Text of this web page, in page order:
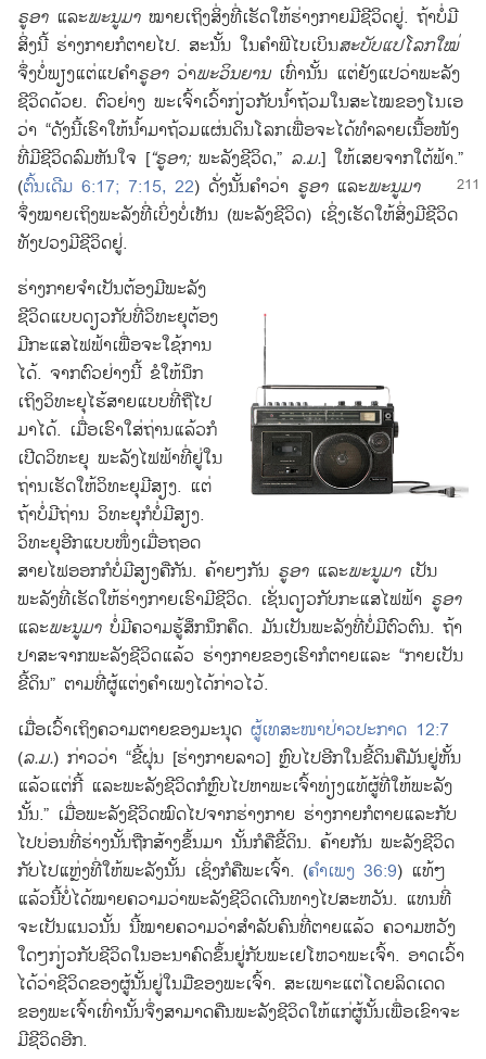
ຣູອາ ແລະພະນູມາ ໝາຍເຖິງສິ່ງທີ່ເຮັດໃຫ້ຮ່າງກາຍມີຊີວິດຢູ່. ຖ້າບໍ່ມີ
ສິ່ງນີ້ ຮ່າງກາຍກໍຕາຍໄປ. ສະນັ້ນ ໃນຄຳພີໄບເບິນສະບັບແປໂລກໃໝ່
ຈຶ່ງບໍ່ພຽງແຕ່ແປຄຳຣູອາ ວ່າພະວິນຍານ ເທົ່ານັ້ນ ແຕ່ຍັງແປວ່າພະລັງ
ຊີວິດດ້ວຍ. ຕົວຢ່າງ ພະເຈົ້າເວົ້າກ່ຽວກັບນໍ້າຖ້ວມໃນສະໄໝຂອງໂນເອ
ວ່າ “ດັງນີ້ເຮົາໃຫ້ນໍ້າມາຖ້ວມແຜ່ນດິນໂລກເພື່ອຈະໄດ້ທຳລາຍເນື້ອໜັງ
ທີ່ມີຊີວິດລົມຫັນໃຈ [“ຣູອາ; ພະລັງຊີວິດ,” ລ.ມ.] ໃຫ້ເສຍຈາກໃຕ້ຟ້າ.”
(ຕົ້ນເດີມ 6:17; 7:15, 22) ດັ່ງນັ້ນຄຳວ່າ ຣູອາ ແລະພະນູມາ
ຈຶ່ງໝາຍເຖິງພະລັງທີ່ເບິ່ງບໍ່ເຫັນ (ພະລັງຊີວິດ) ເຊິ່ງເຮັດໃຫ້ສິ່ງມີຊີວິດ
ທັງປວງມີຊີວິດຢູ່.
ຮ່າງກາຍຈຳເປັນຕ້ອງມີພະລັງ
ຊີວິດແບບດຽວກັບທີ່ວິທະຍຸຕ້ອງ
ມີກະແສໄຟຟ້າເພື່ອຈະໃຊ້ການ
ໄດ້. ຈາກຕົວຢ່າງນີ້ ຂໍໃຫ້ນຶກ
ເຖິງວິທະຍຸໄຮ້ສາຍແບບທີ່ຖືໄປ
ມາໄດ້. ເມື່ອເຮົາໃສ່ຖ່ານແລ້ວກໍ
ເປີດວິທະຍຸ ພະລັງໄຟຟ້າທີ່ຢູ່ໃນ
ຖ່ານເຮັດໃຫ້ວິທະຍຸມີສຽງ. ແຕ່
ຖ້າບໍ່ມີຖ່ານ ວິທະຍຸກໍບໍ່ມີສຽງ.
ວິທະຍຸອີກແບບໜຶ່ງເມື່ອຖອດ
ສາຍໄຟອອກກໍບໍ່ມີສຽງຄືກັນ. ຄ້າຍໆກັນ ຣູອາ ແລະພະນູມາ ເປັນ
ພະລັງທີ່ເຮັດໃຫ້ຮ່າງກາຍເຮົາມີຊີວິດ. ເຊັ່ນດຽວກັບກະແສໄຟຟ້າ ຣູອາ
ແລະພະນູມາ ບໍ່ມີຄວາມຮູ້ສຶກນຶກຄຶດ. ມັນເປັນພະລັງທີ່ບໍ່ມີຕົວຕົນ. ຖ້າ
ປາສະຈາກພະລັງຊີວິດແລ້ວ ຮ່າງກາຍຂອງເຮົາກໍຕາຍແລະ “ກາຍເປັນ
ຂີ້ດິນ” ຕາມທີ່ຜູ້ແຕ່ງຄຳເພງໄດ້ກ່າວໄວ້.
ເມື່ອເວົ້າເຖິງຄວາມຕາຍຂອງມະນຸດ ຜູ້ເທສະໜາປ່າວປະກາດ 12:7
(ລ.ມ.) ກ່າວວ່າ “ຂີ້ຝຸ່ນ [ຮ່າງກາຍລາວ] ຫຼົບໄປອີກໃນຂີ້ດິນຄືມັນຢູ່ຫັ້ນ
ແລ້ວແຕ່ກີ້ ແລະພະລັງຊີວິດກໍຫຼົບໄປຫາພະເຈົ້າທ່ຽງແທ້ຜູ້ທີ່ໃຫ້ພະລັງ
ນັ້ນ.” ເມື່ອພະລັງຊີວິດໝົດໄປຈາກຮ່າງກາຍ ຮ່າງກາຍກໍຕາຍແລະກັບ
ໄປບ່ອນທີ່ຮ່າງນັ້ນຖືກສ້າງຂຶ້ນມາ ນັ້ນກໍຄືຂີ້ດິນ. ຄ້າຍກັນ ພະລັງຊີວິດ
ກັບໄປແຫຼ່ງທີ່ໃຫ້ພະລັງນັ້ນ ເຊິ່ງກໍຄືພະເຈົ້າ. (ຄຳເພງ 36:9) ແທ້ໆ
ແລ້ວນີ້ບໍ່ໄດ້ໝາຍຄວາມວ່າພະລັງຊີວິດເດີນທາງໄປສະຫວັນ. ແທນທີ່
ຈະເປັນແນວນັ້ນ ນີ້ໝາຍຄວາມວ່າສຳລັບຄົນທີ່ຕາຍແລ້ວ ຄວາມຫວັງ
ໃດໆກ່ຽວກັບຊີວິດໃນອະນາຄົດຂຶ້ນຢູ່ກັບພະເຢໂຫວາພະເຈົ້າ. ອາດເວົ້າ
ໄດ້ວ່າຊີວິດຂອງຜູ້ນັ້ນຢູ່ໃນມືຂອງພະເຈົ້າ. ສະເພາະແຕ່ໂດຍລິດເດດ
ຂອງພະເຈົ້າເທົ່ານັ້ນຈຶ່ງສາມາດຄືນພະລັງຊີວິດໃຫ້ແກ່ຜູ້ນັ້ນເພື່ອເຂົາຈະ
ມີຊີວິດອີກ.